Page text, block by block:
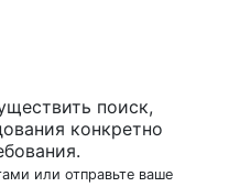
поиск,
конкретно
или отправьте ваше